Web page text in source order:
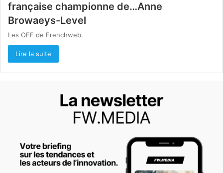
française championne de…Anne
Browaeys-Level
Les OFF de Frenchweb.
Lire la suite